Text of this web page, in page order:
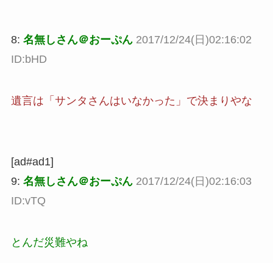
8: 名無しさん＠おーぷん 2017/12/24(日)02:16:02
ID:bHD
遺言は「サンタさんはいなかった」で決まりやな
[ad#ad1]
9: 名無しさん＠おーぷん 2017/12/24(日)02:16:03
ID:vTQ
とんだ災難やね